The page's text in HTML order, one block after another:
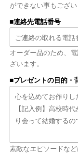
ができない事もござい
■連絡先電話番号
オーダー品のため、
ざいます。
■プレゼントの目的・
素敵なエピソードな